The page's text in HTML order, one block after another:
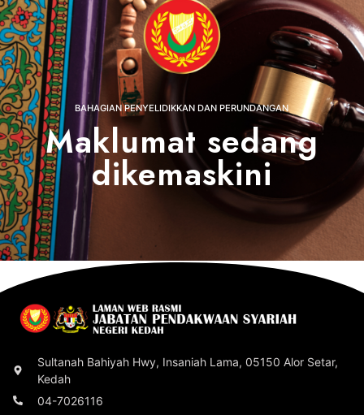
BAHAGIAN PENYELIDIKKAN DAN PERUNDANGAN
Maklumat sedang
dikemaskini
Sultanah Bahiyah Hwy, Insaniah Lama, 05150 Alor Setar,
Kedah
04-7026116